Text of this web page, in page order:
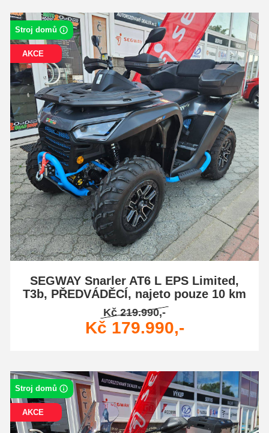
Stroj domů
AKCE
SEGWAY Snarler AT6 L EPS Limited,
T3b, PŘEDVÁDĚCÍ, najeto pouze 10 km
Kč 219.990,-
Kč 179.990,-
Stroj domů
AKCE